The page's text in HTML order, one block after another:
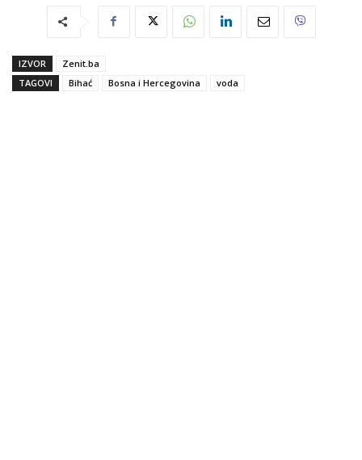
IZVOR
Zenit.ba
TAGOVI
Bihać Bosna i Hercegovina voda